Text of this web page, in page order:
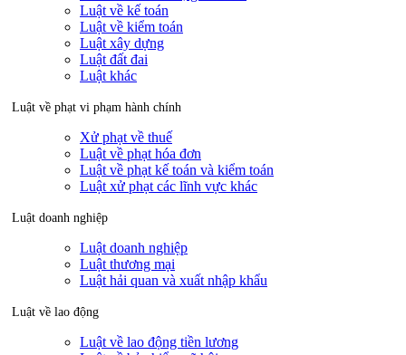
Luật về kế toán
Luật về kiểm toán
Luật xây dựng
Luật đất đai
Luật khác
Luật về phạt vi phạm hành chính
Xử phạt về thuế
Luật về phạt hóa đơn
Luật về phạt kế toán và kiểm toán
Luật xử phạt các lĩnh vực khác
Luật doanh nghiệp
Luật doanh nghiệp
Luật thương mại
Luật hải quan và xuất nhập khẩu
Luật về lao động
Luật về lao động tiền lương